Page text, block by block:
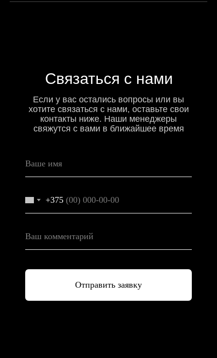
Связаться с нами
Если у вас остались вопросы или вы
хотите связаться с нами, оставьте свои
контакты ниже. Наши менеджеры
свяжутся с вами в ближайшее время
+375
Отправить заявку